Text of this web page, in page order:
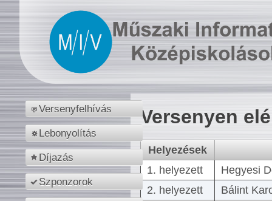
Versenyfelhívás
Lebonyolítás
Díjazás
Szponzorok
Versenyen
Helyezések
1. helyezett
Hegyesi
2. helyezett
Bálint